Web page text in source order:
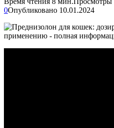
0Опубликовано 10.01.2024